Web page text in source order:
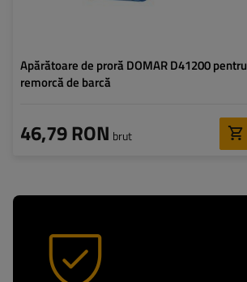
Apărătoare de proră DOMAR D41200 pentru
remorcă de barcă
46,79 RON brut